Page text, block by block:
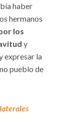
haber
hermanos
los
y
expresar la
pueblo de